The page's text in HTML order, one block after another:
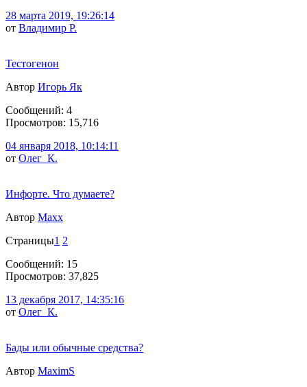
28 марта 2019, 19:26:14
от Владимир Р.
Тестогенон
Автор Игорь Як
Сообщений: 4
Просмотров: 15,716
04 января 2018, 10:14:11
от Олег_К.
Инфорте. Что думаете?
Автор Maxx
Страницы1 2
Сообщений: 15
Просмотров: 37,825
13 декабря 2017, 14:35:16
от Олег_К.
Бады или обычные средства?
Автор MaximS